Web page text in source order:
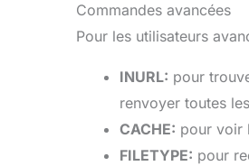
Commandes avancées
Pour les utilisateurs
INURL: pour
renvoyer toutes
CACHE: pour voir
FILETYPE: pour